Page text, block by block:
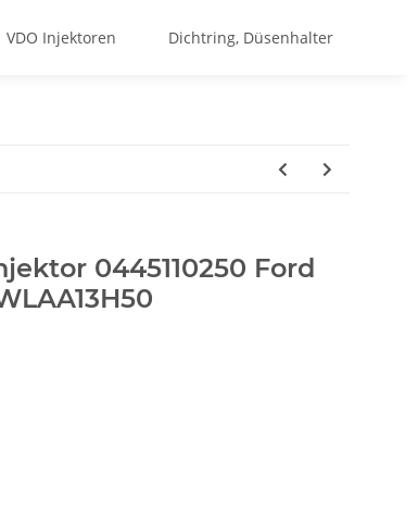
VDO Injektoren Dichtring, Düsenhalter
0445110250 Ford